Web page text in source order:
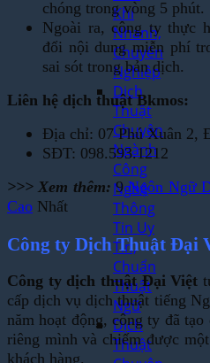
Khí
Nhanh,
Chuyên
Nghiệp
Dịch
Thuật
Chuyên
Ngành
Công
Nghệ
Thông
Tin Uy
Tín,
Chuẩn
Thuật
Ngữ
Dịch
Thuật
chóng trong vòng 5 phút.
Ngoài ra, công ty thực
đổi nội dung miễn phí
sai sót trong bản dịch.
Liên hệ dịch thuật Bkmos:
Địa chỉ: 07 Phú Xuân 2,
SĐT: 098.593.1212
>>> Xem thêm: 9Ngôn Ngữ
Cao Nhất
Công ty Dịch Thuật Đại
Công ty dịch thuật Đại Việt
cấp dịch vụ dịch thuật tiếng
năm hoạt động, công ty đã
riêng mình và chiếm được
khách hàng.